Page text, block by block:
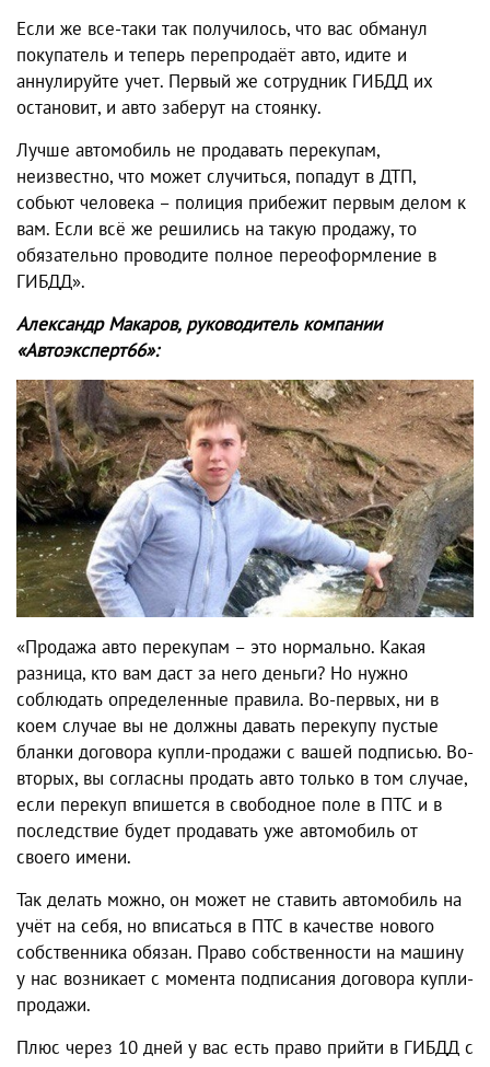
Если же все-таки так получилось, что вас обманул
покупатель и теперь перепродаёт авто, идите и
аннулируйте учет. Первый же сотрудник ГИБДД их
остановит, и авто заберут на стоянку.
Лучше автомобиль не продавать перекупам,
неизвестно, что может случиться, попадут в ДТП,
собьют человека – полиция прибежит первым делом к
вам. Если всё же решились на такую продажу, то
обязательно проводите полное переоформление в
ГИБДД».
Александр Макаров, руководитель компании
«Автоэксперт66»:
«Продажа авто перекупам – это нормально. Какая
разница, кто вам даст за него деньги? Но нужно
соблюдать определенные правила. Во-первых, ни в
коем случае вы не должны давать перекупу пустые
бланки договора купли-продажи с вашей подписью. Во-
вторых, вы согласны продать авто только в том случае,
если перекуп впишется в свободное поле в ПТС и в
последствие будет продавать уже автомобиль от
своего имени.
Так делать можно, он может не ставить автомобиль на
учёт на себя, но вписаться в ПТС в качестве нового
собственника обязан. Право собственности на машину
у нас возникает с момента подписания договора купли-
продажи.
Плюс через 10 дней у вас есть право прийти в ГИБДД с